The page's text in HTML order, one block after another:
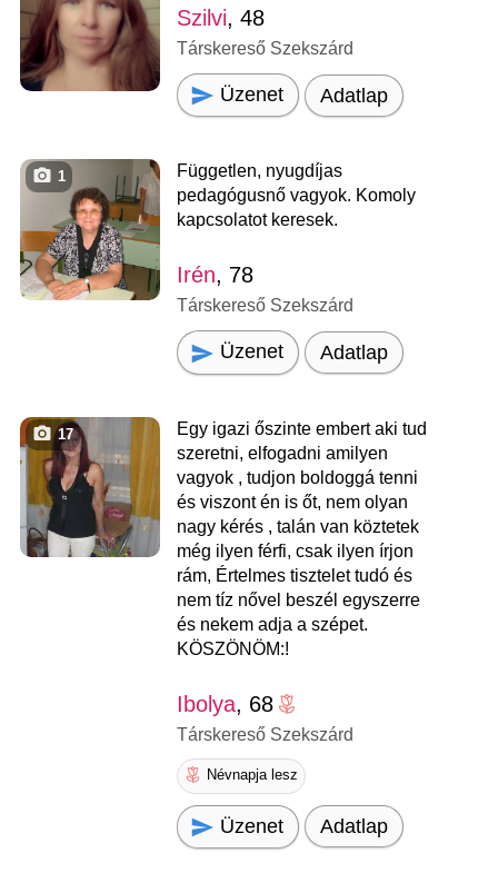
Szilvi, 48
Társkereső Szekszárd
Üzenet Adatlap
1
Független, nyugdíjas
pedagógusnő vagyok. Komoly
kapcsolatot keresek.
Irén, 78
Társkereső Szekszárd
Üzenet Adatlap
17
Egy igazi őszinte embert aki tud
szeretni, elfogadni amilyen
vagyok , tudjon boldoggá tenni
és viszont én is őt, nem olyan
nagy kérés , talán van köztetek
még ilyen férfi, csak ilyen írjon
rám, Értelmes tisztelet tudó és
nem tíz nővel beszél egyszerre
és nekem adja a szépet.
KÖSZÖNÖM:!
Ibolya, 68
Társkereső Szekszárd
Névnapja lesz
Üzenet Adatlap